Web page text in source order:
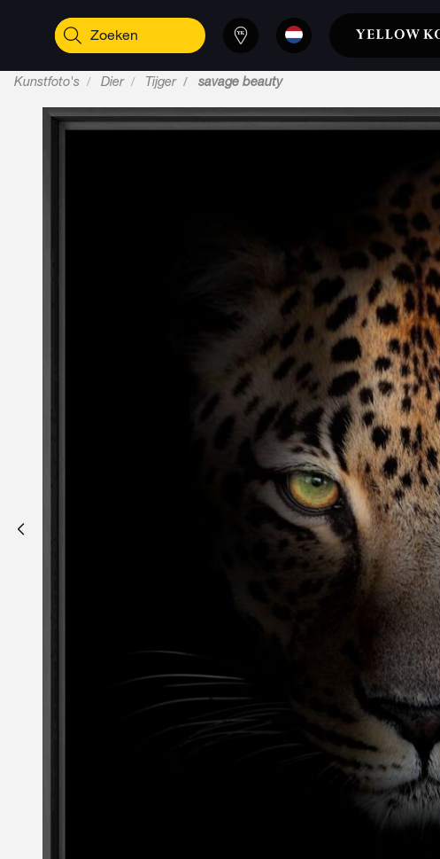
Kunstfoto's Dier Tijger savage beauty